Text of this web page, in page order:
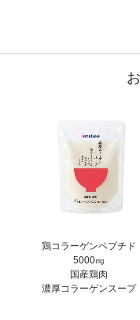
鶏コラーゲンペプチド
5000㎎
国産鶏肉
濃厚コラーゲンスープ